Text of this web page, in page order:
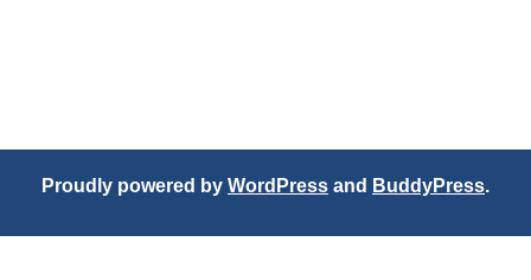
Proudly powered by WordPress and BuddyPress.